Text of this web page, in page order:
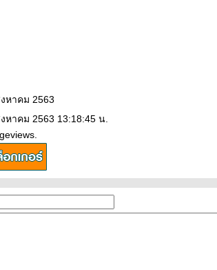
หาคม 2563
หาคม 2563 13:18:45 น.